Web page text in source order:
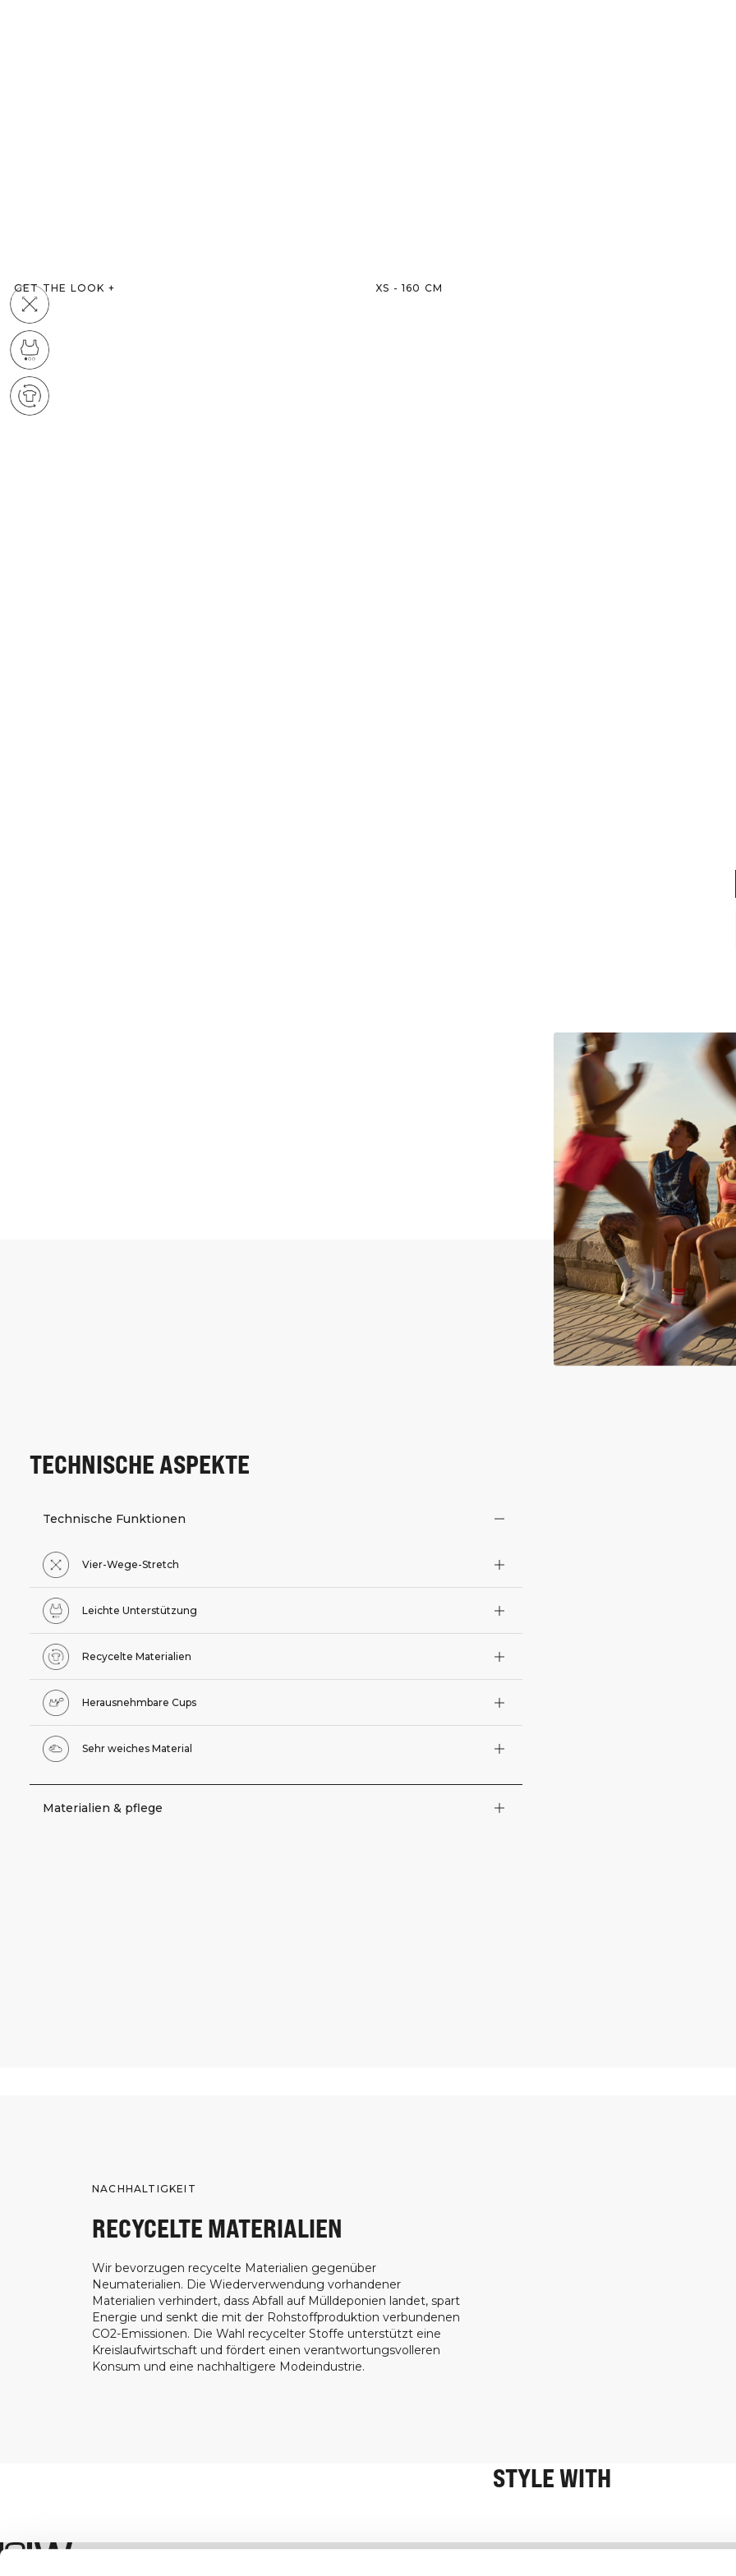
GET THE LOOK + XS - 160 CM
TECHNISCHE ASPEKTE
Technische Funktionen
Vier-Wege-Stretch
Leichte Unterstützung
Recycelte Materialien
Herausnehmbare Cups
Sehr weiches Material
Materialien & pflege
NACHHALTIGKEIT
RECYCELTE MATERIALIEN
Wir bevorzugen recycelte Materialien gegenüber
Neumaterialien. Die Wiederverwendung vorhandener
Materialien verhindert, dass Abfall auf Mülldeponien landet, spart
Energie und senkt die mit der Rohstoffproduktion verbundenen
CO2-Emissionen. Die Wahl recycelter Stoffe unterstützt eine
Kreislaufwirtschaft und fördert einen verantwortungsvolleren
Konsum und eine nachhaltigere Modeindustrie.
STYLE WITH